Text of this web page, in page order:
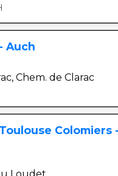
Auch
Chem. de Clarac
Colomiers -
Loudet